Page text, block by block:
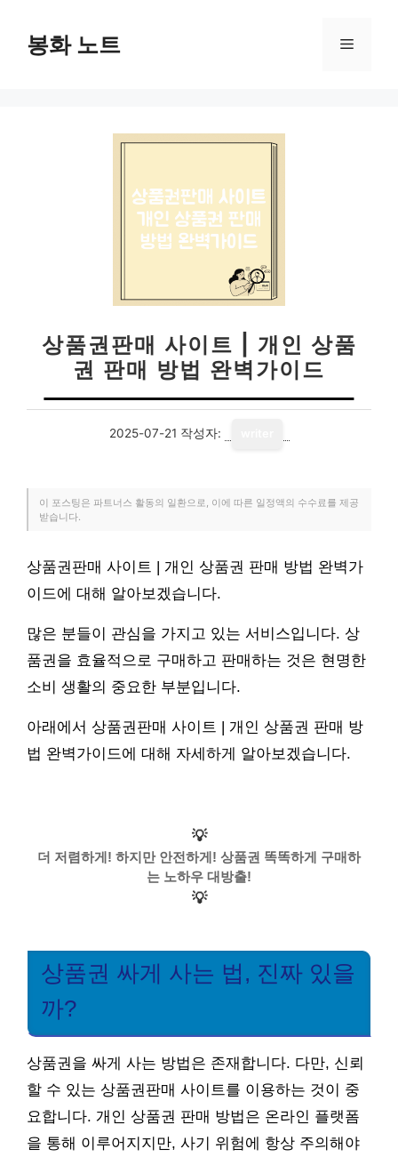
봉화 노트 메
상품권판매 사이트 | 개인 상품
권 판매 방법 완벽가이드
2025-07-21 작성자:
이 포스팅은 파트너스 활동의 일환으로, 이에 따른 일정액의 수수료를 제공
받습니다.
상품권판매 사이트 | 개인 상품권 판매 방법 완벽가
이드에 대해 알아보겠습니다.
많은 분들이 관심을 가지고 있는 서비스입니다. 상
품권을 효율적으로 구매하고 판매하는 것은 현명한
소비 생활의 중요한 부분입니다.
아래에서 상품권판매 사이트 | 개인 상품권 판매 방
법 완벽가이드에 대해 자세하게 알아보겠습니다.
💡
더 저렴하게! 하지만 안전하게! 상품권 똑똑하게 구매하
는 노하우 대방출!
💡
상품권 싸게 사는 법, 진짜 있을
까?
상품권을 싸게 사는 방법은 존재합니다. 다만, 신뢰
할 수 있는 상품권판매 사이트를 이용하는 것이 중
요합니다. 개인 상품권 판매 방법은 온라인 플랫폼
을 통해 이루어지지만, 사기 위험에 항상 주의해야